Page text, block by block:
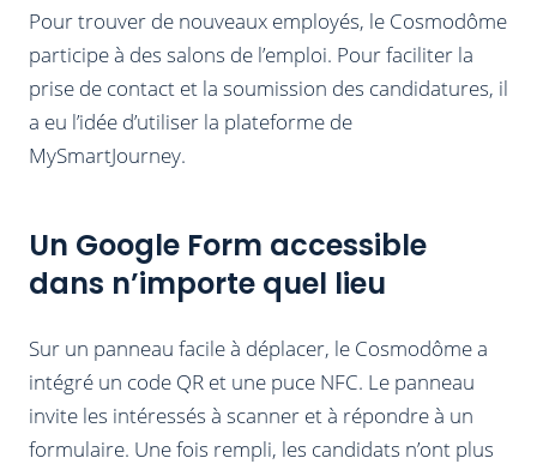
Pour trouver de nouveaux employés, le Cosmodôme
participe à des salons de l’emploi. Pour faciliter la
prise de contact et la soumission des candidatures, il
a eu l’idée d’utiliser la plateforme de
MySmartJourney.
Un Google Form accessible
dans n’importe quel lieu
Sur un panneau facile à déplacer, le Cosmodôme a
intégré un code QR et une puce NFC. Le panneau
invite les intéressés à scanner et à répondre à un
formulaire. Une fois rempli, les candidats n’ont plus